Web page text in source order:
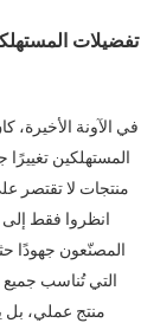
تفضيلات
في الآونة الأخيرة،
المستهلكين
منتجات لا تقتصر
انظروا فقط إلى
المصنّعون جهودًا
التي تُناسب
منتج عملي، بل